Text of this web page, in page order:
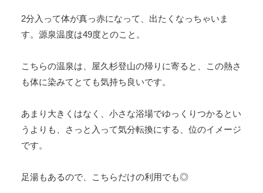
2分入って体が真っ赤になって、出たくなっちゃいま
す。源泉温度は49度とのこと。
こちらの温泉は、屋久杉登山の帰りに寄ると、この熱さ
も体に染みてとても気持ち良いです。
あまり大きくはなく、小さな浴場でゆっくりつかるとい
うよりも、さっと入って気分転換にする、位のイメージ
です。
足湯もあるので、こちらだけの利用でも◎